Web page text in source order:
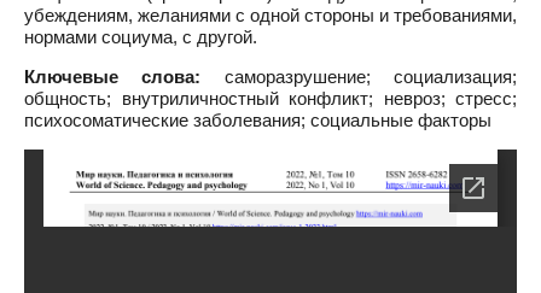
убеждениям, желаниями с одной стороны и требованиями,
нормами социума, с другой.
Ключевые слова: саморазрушение; социализация;
общность; внутриличностный конфликт; невроз; стресс;
психосоматические заболевания; социальные факторы